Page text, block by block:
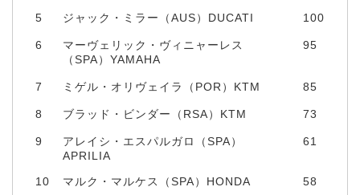
5 ジャック・ミラー（AUS）DUCATI 100
6
マーヴェリック・ヴィニャーレス
（SPA）YAMAHA
95
7 ミゲル・オリヴェイラ（POR）KTM 85
8 ブラッド・ビンダー（RSA）KTM 73
9
アレイシ・エスパルガロ（SPA）
APRILIA
61
10 マルク・マルケス（SPA）HONDA 58